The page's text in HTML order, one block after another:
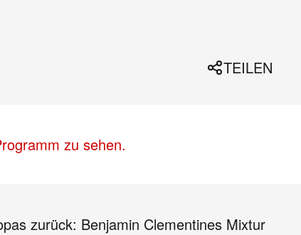
TEILEN
zu sehen.
zurück: Benjamin Clementines Mixtur